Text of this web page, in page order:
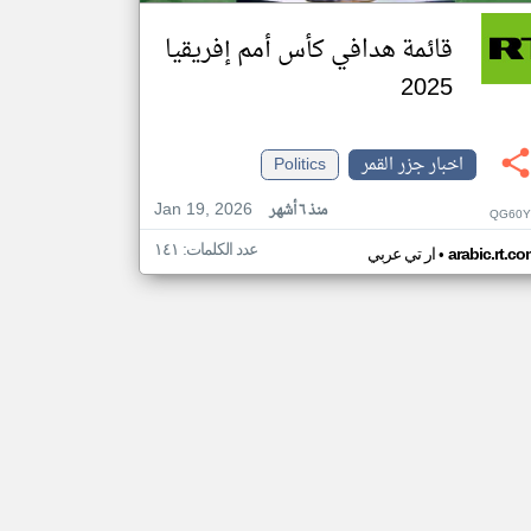
قائمة هدافي كأس أمم إفريقيا
2025
اخبار جزر القمر
Politics
Jan 19, 2026
منذ ٦ أشهر
ار تي عربي• عدد الكلمات: ١٤١